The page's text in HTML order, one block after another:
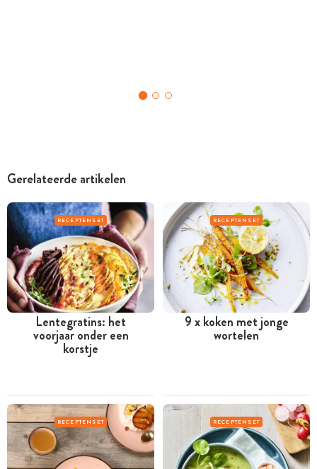
Gerelateerde artikelen
RECEPTENSET
Lentegratins: het
voorjaar onder een
korstje
RECEPTENSET
9 x koken met jonge
wortelen
RECEPTENSET RECEPTENSET